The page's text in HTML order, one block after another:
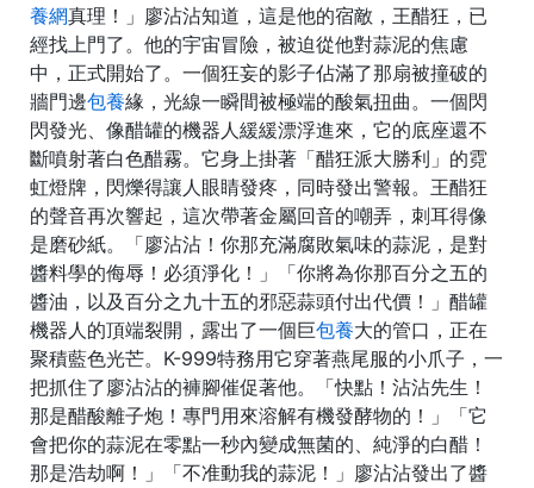
養網真理！」廖沾沾知道，這是他的宿敵，王醋狂，已
經找上門了。他的宇宙冒險，被迫從他對蒜泥的焦慮
中，正式開始了。一個狂妄的影子佔滿了那扇被撞破的
牆門邊包養緣，光線一瞬間被極端的酸氣扭曲。一個閃
閃發光、像醋罐的機器人緩緩漂浮進來，它的底座還不
斷噴射著白色醋霧。它身上掛著「醋狂派大勝利」的霓
虹燈牌，閃爍得讓人眼睛發疼，同時發出警報。王醋狂
的聲音再次響起，這次帶著金屬回音的嘲弄，刺耳得像
是磨砂紙。「廖沾沾！你那充滿腐敗氣味的蒜泥，是對
醬料學的侮辱！必須淨化！」「你將為你那百分之五的
醬油，以及百分之九十五的邪惡蒜頭付出代價！」醋罐
機器人的頂端裂開，露出了一個巨包養大的管口，正在
聚積藍色光芒。K-999特務用它穿著燕尾服的小爪子，一
把抓住了廖沾沾的褲腳催促著他。「快點！沾沾先生！
那是醋酸離子炮！專門用來溶解有機發酵物的！」「它
會把你的蒜泥在零點一秒內變成無菌的、純淨的白醋！
那是浩劫啊！」「不准動我的蒜泥！」廖沾沾發出了醬